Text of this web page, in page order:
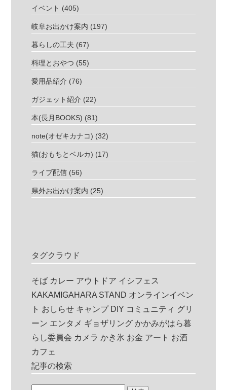
イベント (405)
岐阜お出かけ案内 (197)
暮らしの工夫 (67)
料理とおやつ (55)
愛用品紹介 (76)
ガジェット紹介 (22)
本(長月BOOKS) (81)
note(オゼキカナコ) (32)
猫(おもちとベルカ) (17)
ライブ配信 (56)
県外お出かけ案内 (25)
タグクラウド
そば カレー アウトドア イシフェス
KAKAMIGAHARA STAND オンラインイベン
ト おしらせ キャンプ DIY コミュニティ グリ
ーン エンタメ ギョザリング かかみがはら暮
らし委員会 カメラ かき氷 お金 アート お酒
カフェ
記事の検索